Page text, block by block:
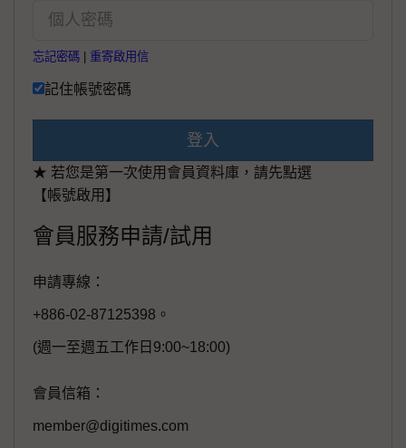
忘記密碼 重寄啟用信
記住帳號密碼
登入
★ 若您是第一次使用會員資料庫，請先點選
【帳號啟用】
會員服務申請/試用
申請專線：
+886-02-87125398。
(週一至週五工作日9:00~18:00)
會員信箱：
member@digitimes.com